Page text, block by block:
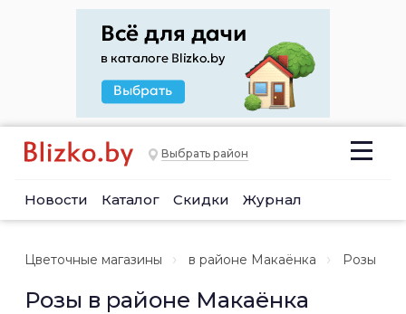
Выбрать район
Новости Каталог Скидки Журнал
Цветочные магазины в районе Макаёнка Розы
Розы в районе Макаёнка